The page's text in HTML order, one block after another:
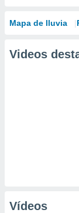
Mapa de lluvia
Videos
Vídeos